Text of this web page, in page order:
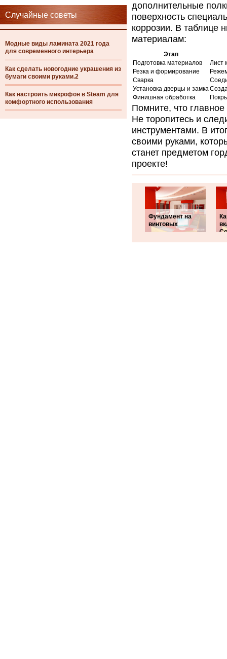
Случайные советы
Модные виды ламината 2021 года
для современного интерьера
Как сделать новогодние украшения из
бумаги своими руками.2
Как настроить микрофон в Steam для
комфортного использования
дополнительные
поверхность
коррозии. В таблице
материалам:
Этап
Подготовка материалов
Лист
Резка и формирование
Сварка
Установка дверцы и замка
Финишная обработка
Помните, что
Не торопитесь и
инструментами. В
своими руками,
станет предметом
проекте!
Фундамент на
винтовых